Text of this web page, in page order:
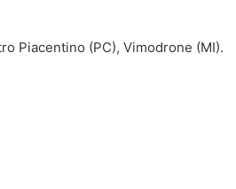
Piacentino (PC), Vimodrone (MI).